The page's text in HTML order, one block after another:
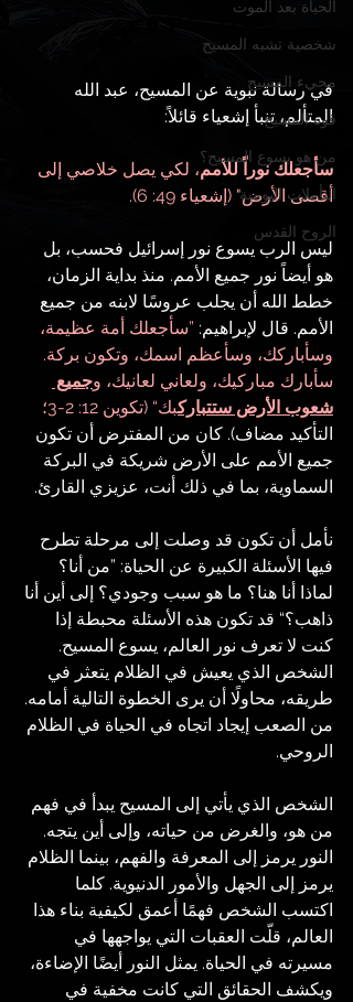
الحياة بعد الموت
شخصية تشبه المسيح
مجيء المسيح
قوة المسيح
من هو يسوع المسيح؟
التأملات اليومية
الروح القدس
في رسالة نبوية عن المسيح، عبد الله
المتألم، تنبأ إشعياء قائلاً:
سأجعلك نوراً للأمم، لكي يصل خلاصي إلى
أقصى الأرض" (إشعياء 49: 6).
ليس الرب يسوع نور إسرائيل فحسب، بل
هو أيضاً نور جميع الأمم. منذ بداية الزمان،
خطط الله أن يجلب عروسًا لابنه من جميع
الأمم. قال لإبراهيم: ”سأجعلك أمة عظيمة،
وسأباركك، وسأعظم اسمك، وتكون بركة.
سأبارك مباركيك، ولعاني لعانيك، وجميع
شعوب الأرض ستتباركبك“ (تكوين 12: 2-3؛
التأكيد مضاف). كان من المفترض أن تكون
جميع الأمم على الأرض شريكة في البركة
السماوية، بما في ذلك أنت، عزيزي القارئ.
نأمل أن تكون قد وصلت إلى مرحلة تطرح
فيها الأسئلة الكبيرة عن الحياة: ”من أنا؟
لماذا أنا هنا؟ ما هو سبب وجودي؟ إلى أين أنا
ذاهب؟“ قد تكون هذه الأسئلة محبطة إذا
كنت لا تعرف نور العالم، يسوع المسيح.
الشخص الذي يعيش في الظلام يتعثر في
طريقه، محاولًا أن يرى الخطوة التالية أمامه.
من الصعب إيجاد اتجاه في الحياة في الظلام
الروحي.
الشخص الذي يأتي إلى المسيح يبدأ في فهم
من هو، والغرض من حياته، وإلى أين يتجه.
النور يرمز إلى المعرفة والفهم، بينما الظلام
يرمز إلى الجهل والأمور الدنيوية. كلما
اكتسب الشخص فهمًا أعمق لكيفية بناء هذا
العالم، قلّت العقبات التي يواجهها في
مسيرته في الحياة. يمثل النور أيضًا الإضاءة،
ويكشف الحقائق التي كانت مخفية في